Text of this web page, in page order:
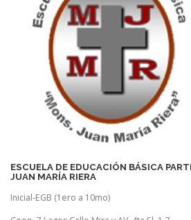
ESCUELA DE EDUCACIÓN BÁSICA
JUAN MARÍA RIERA
Inicial-EGB (1ero a 10mo)